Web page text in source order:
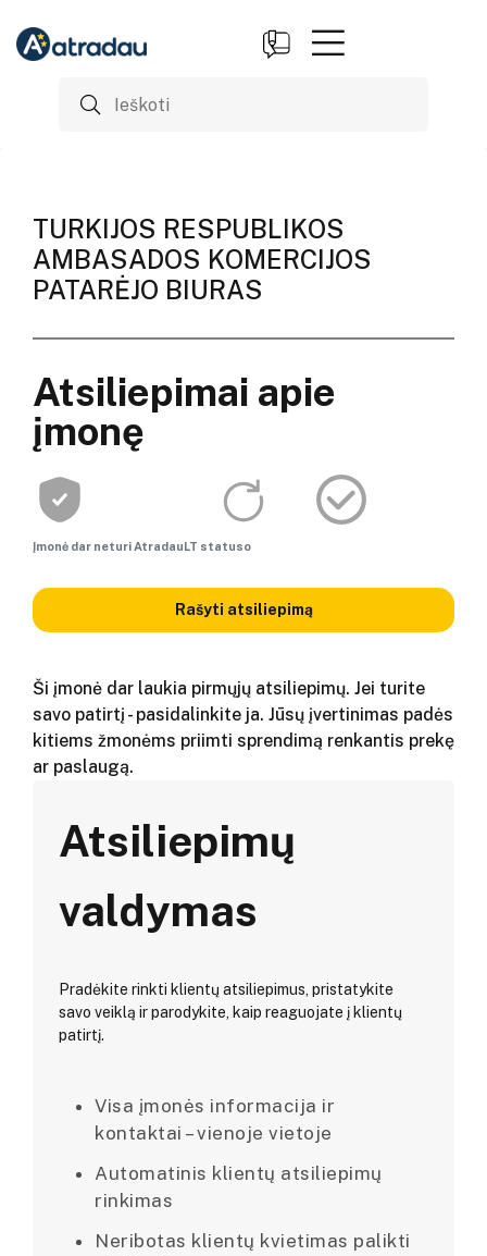
TURKIJOS RESPUBLIKOS
AMBASADOS KOMERCIJOS
PATARĖJO BIURAS
Atsiliepimai apie
įmonę
Įmonė dar neturi AtradauLT statuso
Rašyti atsiliepimą
Ši įmonė dar laukia pirmųjų atsiliepimų. Jei turite
savo patirtį - pasidalinkite ja. Jūsų įvertinimas padės
kitiems žmonėms priimti sprendimą renkantis prekę
ar paslaugą.
Atsiliepimų
valdymas
Pradėkite rinkti klientų atsiliepimus, pristatykite
savo veiklą ir parodykite, kaip reaguojate į klientų
patirtį.
Visa įmonės informacija ir
kontaktai – vienoje vietoje
Automatinis klientų atsiliepimų
rinkimas
Neribotas klientų kvietimas palikti